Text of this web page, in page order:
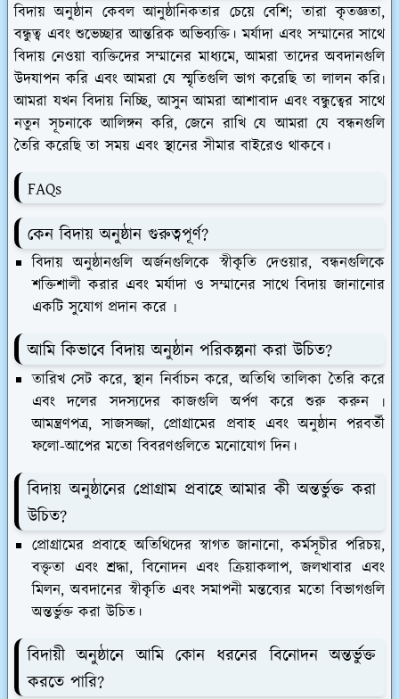
বিদায় অনুষ্ঠান কেবল আনুষ্ঠানিকতার চেয়ে বেশি; তারা কৃতজ্ঞতা,
বন্ধুত্ব এবং শুভেচ্ছার আন্তরিক অভিব্যক্তি। মর্যাদা এবং সম্মানের সাথে
বিদায় নেওয়া ব্যক্তিদের সম্মানের মাধ্যমে, আমরা তাদের অবদানগুলি
উদযাপন করি এবং আমরা যে স্মৃতিগুলি ভাগ করেছি তা লালন করি৷
আমরা যখন বিদায় নিচ্ছি, আসুন আমরা আশাবাদ এবং বন্ধুত্বের সাথে
নতুন সূচনাকে আলিঙ্গন করি, জেনে রাখি যে আমরা যে বন্ধনগুলি
তৈরি করেছি তা সময় এবং স্থানের সীমার বাইরেও থাকবে।
FAQs
কেন বিদায় অনুষ্ঠান গুরুত্বপূর্ণ?
বিদায় অনুষ্ঠানগুলি অর্জনগুলিকে স্বীকৃতি দেওয়ার, বন্ধনগুলিকে
শক্তিশালী করার এবং মর্যাদা ও সম্মানের সাথে বিদায় জানানোর
একটি সুযোগ প্রদান করে ৷
আমি কিভাবে বিদায় অনুষ্ঠান পরিকল্পনা করা উচিত?
তারিখ সেট করে, স্থান নির্বাচন করে, অতিথি তালিকা তৈরি করে
এবং দলের সদস্যদের কাজগুলি অর্পণ করে শুরু করুন ৷
আমন্ত্রণপত্র, সাজসজ্জা, প্রোগ্রামের প্রবাহ এবং অনুষ্ঠান পরবর্তী
ফলো-আপের মতো বিবরণগুলিতে মনোযোগ দিন।
বিদায় অনুষ্ঠানের প্রোগ্রাম প্রবাহে আমার কী অন্তর্ভুক্ত করা
উচিত?
প্রোগ্রামের প্রবাহে অতিথিদের স্বাগত জানানো, কর্মসূচীর পরিচয়,
বক্তৃতা এবং শ্রদ্ধা, বিনোদন এবং ক্রিয়াকলাপ, জলখাবার এবং
মিলন, অবদানের স্বীকৃতি এবং সমাপনী মন্তব্যের মতো বিভাগগুলি
অন্তর্ভুক্ত করা উচিত।
বিদায়ী অনুষ্ঠানে আমি কোন ধরনের বিনোদন অন্তর্ভুক্ত
করতে পারি?